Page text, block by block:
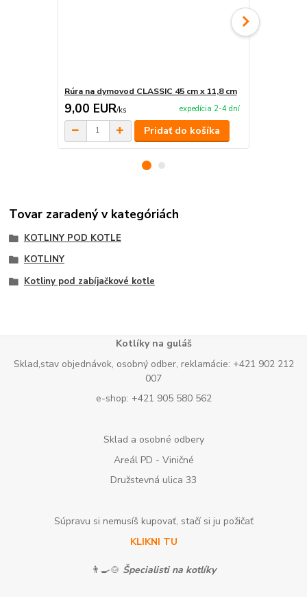
Rúra na dymovod CLASSIC 45 cm x 11,8 cm
9,00 EUR/ks expedícia 2-4 dní
Pridať do košíka
Tovar zaradený v kategóriách
KOTLINY POD KOTLE
KOTLINY
Kotliny pod zabíjačkové kotle
Kotlíky na guláš
Sklad,stav objednávok, osobný odber, reklamácie: +421 902 212
007
e-shop: +421 905 580 562
Sklad a osobné odbery
Areál PD - Viničné
Družstevná ulica 33
Súpravu si nemusíš kupovať, stačí si ju požičať
KLIKNI TU
👨‍🍳🍲 Špecialisti na kotlíky